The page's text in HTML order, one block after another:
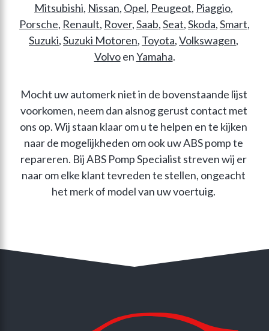
Mitsubishi, Nissan, Opel, Peugeot, Piaggio
Porsche, Renault, Rover, Saab, Seat, Skoda, Smart
Suzuki, Suzuki Motoren, Toyota, Volkswagen
Volvo en Yamaha.
Mocht uw automerk niet in de bovenstaande lijst
voorkomen, neem dan alsnog gerust contact met
ons op. Wij staan klaar om u te helpen en te kijken
naar de mogelijkheden om ook uw ABS pomp te
repareren. Bij ABS Pomp Specialist streven wij er
naar om elke klant tevreden te stellen, ongeacht
het merk of model van uw voertuig.